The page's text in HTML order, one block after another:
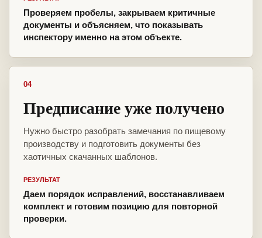
Проверяем пробелы, закрываем критичные
документы и объясняем, что показывать
инспектору именно на этом объекте.
04
Предписание уже получено
Нужно быстро разобрать замечания по пищевому
производству и подготовить документы без
хаотичных скачанных шаблонов.
РЕЗУЛЬТАТ
Даем порядок исправлений, восстанавливаем
комплект и готовим позицию для повторной
проверки.